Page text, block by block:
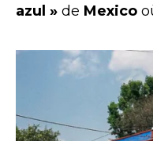
azul » de Mexico